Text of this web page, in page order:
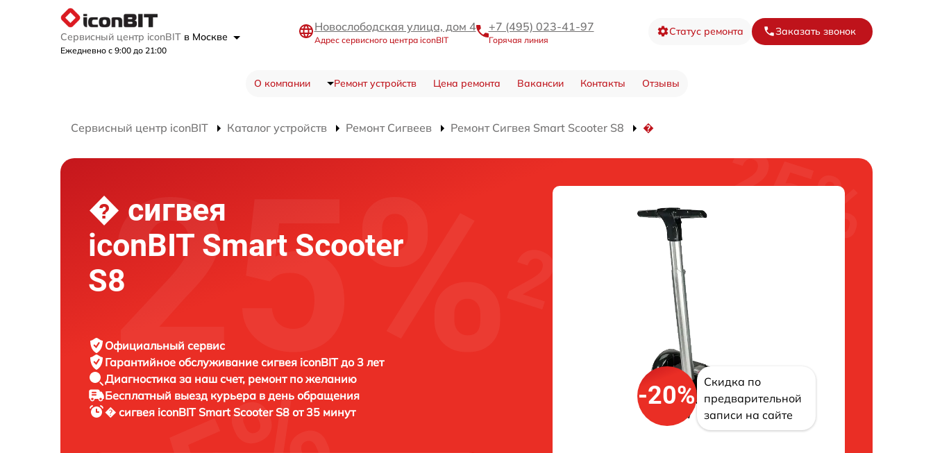
Сервисный центр iconBIT в Москве
Ежедневно с 9:00 до 21:00
Новослободская улица, дом 4
Адрес сервисного центра iconBIT
+7 (495) 023-41-97
Горячая линия
Статус ремонта Заказать звонок
О компании Ремонт устройств Цена ремонта Вакансии Контакты Отзывы
Сервисный центр iconBIT Каталог устройств Ремонт Сигвеев Ремонт Сигвея Smart Scooter S8 �
� сигвея
iconBIT Smart Scooter
S8
Официальный сервис
Гарантийное обслуживание сигвея iconBIT до 3 лет
Диагностика за наш счет, ремонт по желанию
Бесплатный выезд курьера в день обращения
� сигвея iconBIT Smart Scooter S8 от 35 минут
-20%
Скидка по
предварительной
записи на сайте